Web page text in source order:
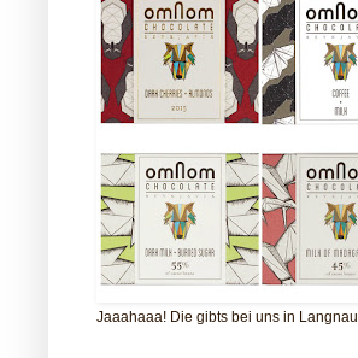
Jaaahaaa! Die gibts bei uns in Langnau.